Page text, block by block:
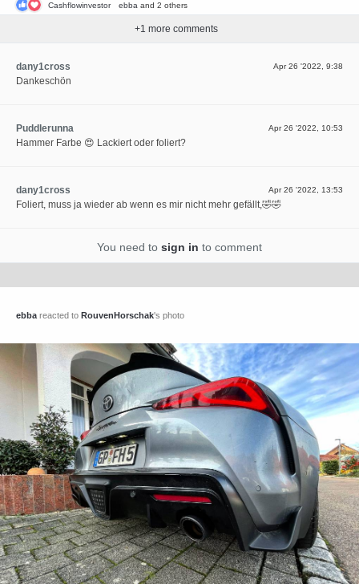
Cashflowinvestor ebba and 2 others
+1 more comments
Apr 26 '2022, 9:38
dany1cross
Dankeschön
Apr 26 '2022, 10:53
Puddlerunna
Hammer Farbe 😍 Lackiert oder foliert?
Apr 26 '2022, 13:53
dany1cross
Foliert, muss ja wieder ab wenn es mir nicht mehr gefällt,🤣🤣
You need to sign in to comment
ebbareacted to RouvenHorschak's photo